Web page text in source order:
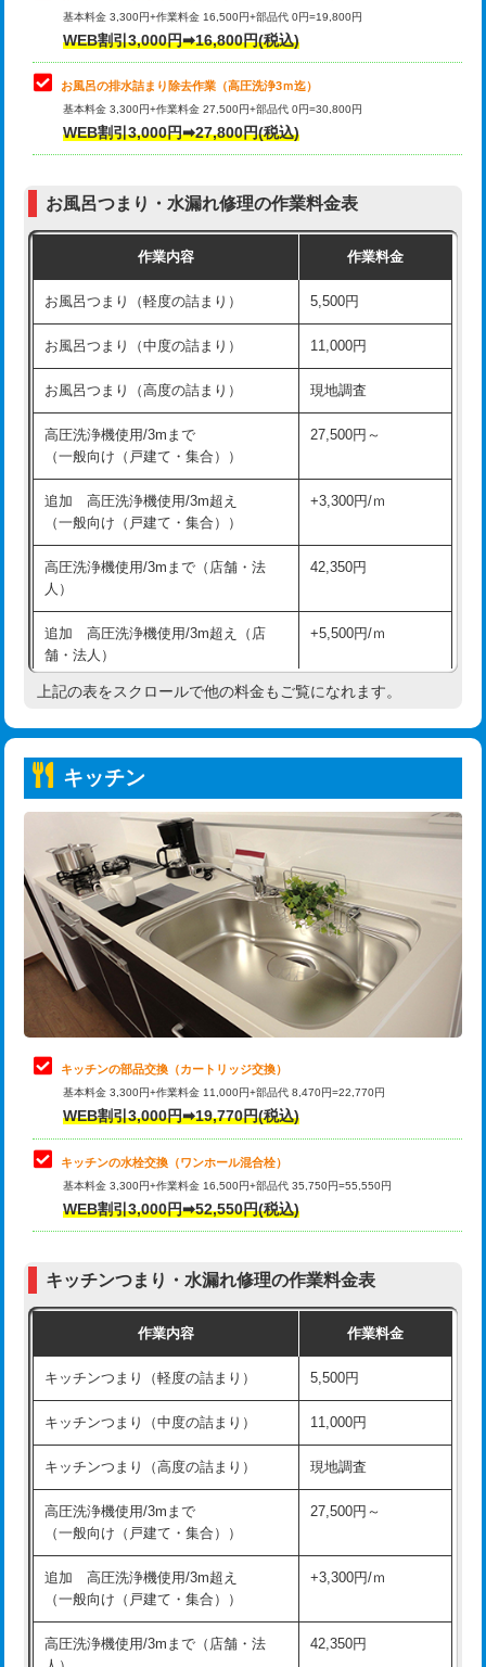
小便器トイレ脱着
その他部品の脱着 8,800円～
交換・取付（タンク）
交換・取付（普通便座） 11,000円+材料費
交換・取付（温水洗浄便座） 16,500円+材料費
交換・取付(単水栓（壁付・デッキ
式）)
13,200円+材料費
交換・取付(混合水栓（壁付・デッキ
式・ワンホール）)
16,500円+材料費
交換・取付(排水栓・排水トラップ
（P/S/ポップアップ））
22,000円+材料費
交換・取付（その他部品） 11,000円+材料費
持込商品取付（単水栓） 13,200円
持込商品取付（混合水栓）
持込商品取付（浄水器・分岐水栓） 16,500円
持込商品取付（温水洗浄便座） 22,000円
持込商品取付（普通便座⇔温水洗浄便
22,000円
給水管工事※（ホール加工)
給水管工事※（バンド止め) 3,300円
給水管工事※（支持金具設置) 5,500円
給水管工事※（保温材使用（バンド止
め込み）)
5,500円
給水管工事※（土の掘削・埋め戻し作
11,000円
給水管工事※（塩ビ管（VP・HI）使
用/3ｍまで)
給水管工事※（塩ビ管（VP・HI）使
用（追加）/3ｍ超え)
給水管工事※（ライニング鋼管・銅
管・ポリ管・HT管使用/3ｍまで)
44,000円
管・ポリ管・HT管使用/3ｍ超え)
排水管工事（土の掘削・埋め戻し作
11,000円~
排水管工事（排水管工事/3ｍまで） 55,000円
排水管工事（追加 排水管工事/3ｍ超
+11,000円
マス交換（深さ50㎝未満）
マス交換（深さ50㎝以上） 66,000円
コンクリート斫り（厚さ10㎝まで）
基本料金 3,300円+作業料金 16,500円+部品代 0円=19,800円
WEB割引3,000円➡16,800円(税込)
お風呂の排水詰まり除去作業（高圧洗浄3ｍ迄）
基本料金 3,300円+作業料金 27,500円+部品代 0円=30,800円
WEB割引3,000円➡27,800円(税込)
お風呂つまり・水漏れ修理の作業料金表
作業内容 作業料金
お風呂つまり（軽度の詰まり） 5,500円
お風呂つまり（中度の詰まり） 11,000円
お風呂つまり（高度の詰まり） 現地調査
高圧洗浄機使用/3mまで
（一般向け（戸建て・集合））
27,500円～
追加 高圧洗浄機使用/3m超え
（一般向け（戸建て・集合））
+3,300円/ｍ
高圧洗浄機使用/3mまで（店舗・法
人）
42,350円
追加 高圧洗浄機使用/3m超え（店
舗・法人）
+5,500円/ｍ
高度高圧洗浄換 現地調査
トーラー機使用/3mまで
追加トーラー機使用/3m超え +3,300円
カメラ調査 33,000円
桝清掃 8,800円
止水・漏水調査・防水処理・清掃・修
理・調整・分解・加工など（軽作業）
11,000円
止水・漏水調査・防水処理・清掃・修
理・調整・分解・加工など（中作業）
22,000円
止水・漏水調査・防水処理・清掃・修
理・調整・分解・加工など（重作業）
33,000円
お風呂タンク脱着
その他部品の脱着
式・ワンホール）)
交換・取付(排水栓・排水トラップ
22,000円+材料費
持込商品取付（単水栓）
持込商品取付（混合水栓） 16,500円
上記の表をスクロールで他の料金もご覧になれます。
キッチン
キッチンの部品交換（カートリッジ交換）
基本料金 3,300円+作業料金 11,000円+部品代 8,470円=22,770円
WEB割引3,000円➡19,770円(税込)
キッチンの水栓交換（ワンホール混合栓）
基本料金 3,300円+作業料金 16,500円+部品代 35,750円=55,550円
WEB割引3,000円➡52,550円(税込)
キッチンつまり・水漏れ修理の作業料金表
作業内容 作業料金
キッチンつまり（軽度の詰まり） 5,500円
キッチンつまり（中度の詰まり） 11,000円
キッチンつまり（高度の詰まり） 現地調査
高圧洗浄機使用/3mまで
（一般向け（戸建て・集合））
27,500円～
追加 高圧洗浄機使用/3m超え
（一般向け（戸建て・集合））
+3,300円/ｍ
高圧洗浄機使用/3mまで（店舗・法
42,350円